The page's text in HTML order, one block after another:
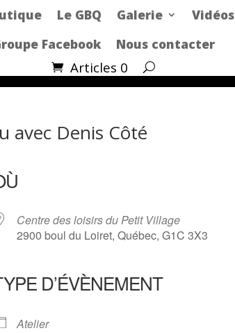
Le GBQ Galerie Vidéos
Facebook
Nous contacter
Articles 0
avec Denis Côté
Centre des loisirs du Petit Village
2900 boul du Loiret, Québec, G1C 3X3
D’ÉVÈNEMENT
Atelier